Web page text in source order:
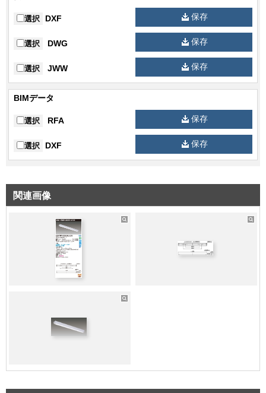
仕様1名称
仕様1材質
仕様2材質
仕様2仕上げ
直付/埋込区
補助点灯装
置
適合ガード：FBG-42000
その他備考 調光不可
その他備考 保護等級：IP23防湿
選択 DXF 保存
選択 DWG 保存
選択 JWW 保存
BIMデータ
選択 RFA 保存
選択 DXF 保存
関連画像